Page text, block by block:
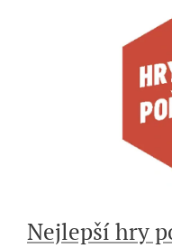
Nejlepší hry